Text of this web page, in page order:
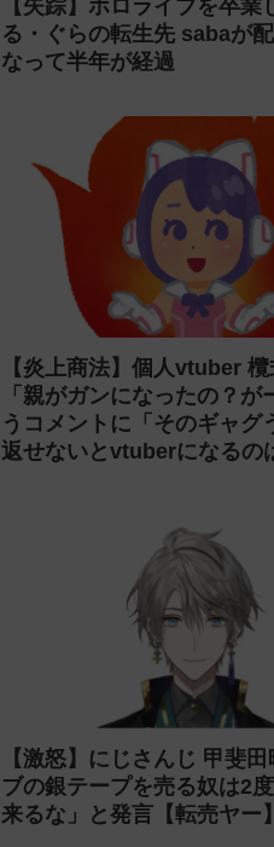
【失踪】ホロライブを卒業
る・ぐらの転生先 sabaが
なって半年が経過
【炎上商法】個人vtuber
「親がガンになったの？が
うコメントに「そのギャグ
返せないとvtuberになるの
【激怒】にじさんじ 甲斐
ブの銀テープを売る奴は2
来るな」と発言【転売ヤー】